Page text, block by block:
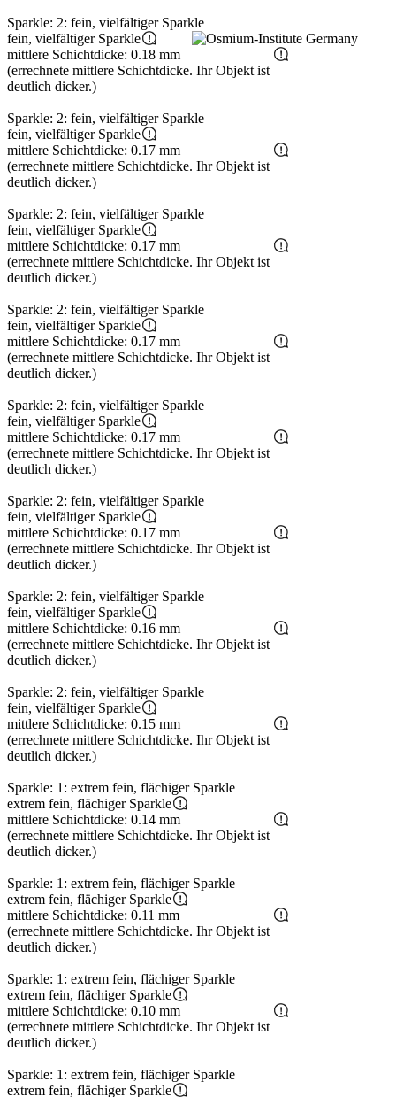
Sparkle: 2: fein, vielfältiger Sparkle
fein, vielfältiger Sparkle
mittlere Schichtdicke: 0.18 mm
(errechnete mittlere Schichtdicke. Ihr Objekt ist
deutlich dicker.)
Sparkle: 2: fein, vielfältiger Sparkle
fein, vielfältiger Sparkle
mittlere Schichtdicke: 0.17 mm
(errechnete mittlere Schichtdicke. Ihr Objekt ist
deutlich dicker.)
Sparkle: 2: fein, vielfältiger Sparkle
fein, vielfältiger Sparkle
mittlere Schichtdicke: 0.17 mm
(errechnete mittlere Schichtdicke. Ihr Objekt ist
deutlich dicker.)
Sparkle: 2: fein, vielfältiger Sparkle
fein, vielfältiger Sparkle
mittlere Schichtdicke: 0.17 mm
(errechnete mittlere Schichtdicke. Ihr Objekt ist
deutlich dicker.)
Sparkle: 2: fein, vielfältiger Sparkle
fein, vielfältiger Sparkle
mittlere Schichtdicke: 0.17 mm
(errechnete mittlere Schichtdicke. Ihr Objekt ist
deutlich dicker.)
Sparkle: 2: fein, vielfältiger Sparkle
fein, vielfältiger Sparkle
mittlere Schichtdicke: 0.17 mm
(errechnete mittlere Schichtdicke. Ihr Objekt ist
deutlich dicker.)
Sparkle: 2: fein, vielfältiger Sparkle
fein, vielfältiger Sparkle
mittlere Schichtdicke: 0.16 mm
(errechnete mittlere Schichtdicke. Ihr Objekt ist
deutlich dicker.)
Sparkle: 2: fein, vielfältiger Sparkle
fein, vielfältiger Sparkle
mittlere Schichtdicke: 0.15 mm
(errechnete mittlere Schichtdicke. Ihr Objekt ist
deutlich dicker.)
Sparkle: 1: extrem fein, flächiger Sparkle
extrem fein, flächiger Sparkle
mittlere Schichtdicke: 0.14 mm
(errechnete mittlere Schichtdicke. Ihr Objekt ist
deutlich dicker.)
Sparkle: 1: extrem fein, flächiger Sparkle
extrem fein, flächiger Sparkle
mittlere Schichtdicke: 0.11 mm
(errechnete mittlere Schichtdicke. Ihr Objekt ist
deutlich dicker.)
Sparkle: 1: extrem fein, flächiger Sparkle
extrem fein, flächiger Sparkle
mittlere Schichtdicke: 0.10 mm
(errechnete mittlere Schichtdicke. Ihr Objekt ist
deutlich dicker.)
Sparkle: 1: extrem fein, flächiger Sparkle
extrem fein, flächiger Sparkle